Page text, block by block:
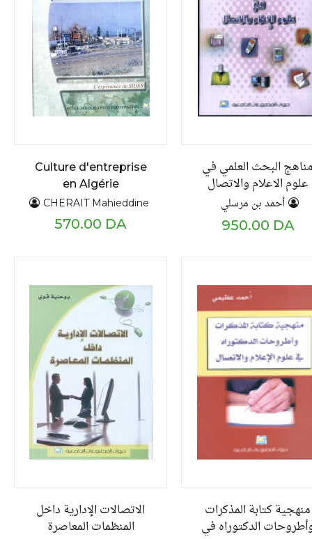
Culture d'entreprise
en Algérie
CHERAIT Mahieddine
570.00 DA
البحث العلمي في
علوم الاعلام والاتصال
أحمد بن مرسلي
950.00 DA
الاتصالات الإدارية داخل
المنظمات المعاصرة
منهجية كتابة المذكرات
الدكتوراه في